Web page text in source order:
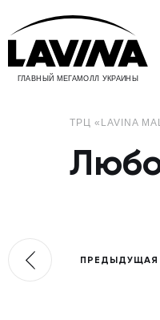
ГЛАВНЫЙ МЕГАМОЛЛ УКРАИНЫ
ТРЦ «LAVINA